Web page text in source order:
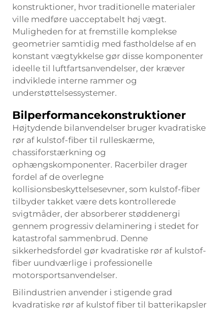
konstruktioner, hvor traditionelle materialer
ville medføre uacceptabelt høj vægt.
Muligheden for at fremstille komplekse
geometrier samtidig med fastholdelse af en
konstant vægtykkelse gør disse komponenter
ideelle til luftfartsanvendelser, der kræver
indviklede interne rammer og
understøttelsessystemer.
Bilperformancekonstruktioner
Højtydende bilanvendelser bruger kvadratiske
rør af kulstof-fiber til rulleskærme,
chassiforstærkning og
ophængskomponenter. Racerbiler drager
fordel af de overlegne
kollisionsbeskyttelsesevner, som kulstof-fiber
tilbyder takket være dets kontrollerede
svigtmåder, der absorberer støddenergi
gennem progressiv delaminering i stedet for
katastrofal sammenbrud. Denne
sikkerhedsfordel gør kvadratiske rør af kulstof-
fiber uundværlige i professionelle
motorsportsanvendelser.
Bilindustrien anvender i stigende grad
kvadratiske rør af kulstof fiber til batterikapsler